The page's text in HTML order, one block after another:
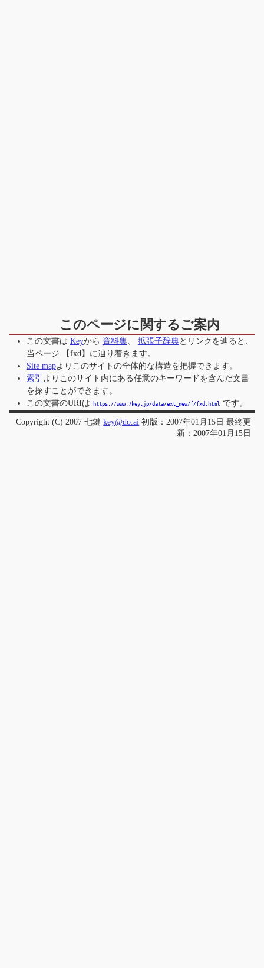
このページに関するご案内
この文書は Keyから 資料集、 拡張子辞典とリンクを辿ると、
当ページ
【fxd】 に辿り着きます。
Site mapよりこのサイトの全体的な構造を把握できます。
索引 よりこのサイト内にある任意のキーワードを含んだ文書
を探すことができます。
この文書のURIは
https://www.7key.jp/data/ext_new/f/fxd.html
です。
Copyright (C) 2007 七鍵key@do.ai 初版：2007年01月15日 最終更
新：2007年01月15日